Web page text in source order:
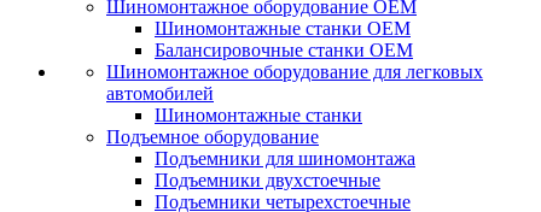
Шиномонтажное оборудование ОЕМ
Шиномонтажные станки ОЕМ
Балансировочные станки ОЕМ
Шиномонтажное оборудование для легковых
автомобилей
Шиномонтажные станки
Подъемное оборудование
Подъемники для шиномонтажа
Подъемники двухстоечные
Подъемники четырехстоечные